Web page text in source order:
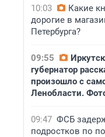
10:03
Какие
дорогие в
Петербурга?
09:55
губернатор
произошло с
Ленобласти.
09:47 ФСБ
подростков по